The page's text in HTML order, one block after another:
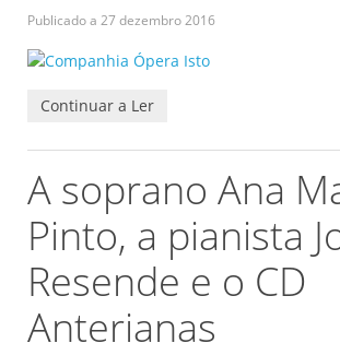
Publicado a 27 dezembro 2016
Continuar a Ler
A soprano Ana
Pinto, a pianista
Resende e o CD
Anterianas